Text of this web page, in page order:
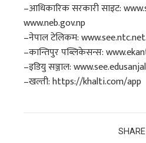
–आधिकारिक सरकारी साइट:
www.neb.gov.np
–नेपाल टेलिकम:
–कान्तिपुर पब्लिकेसन्स:
–इडियु सञ्जाल:
–खल्ती: https://khalti.com/app
SHARE